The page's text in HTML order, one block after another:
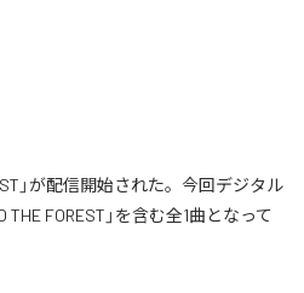
」が配信開始された。今回デジタル
FOREST」を含む全1曲となって